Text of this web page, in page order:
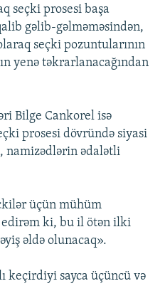
seçki prosesi başa
gəlib-gəlməməsindən,
seçki pozuntularının
yenə təkrarlanacağından
Bilge Cankorel isə
prosesi dövründə siyasi
namizədlərin ədalətli
üçün mühüm
edirəm ki, bu il ötən ilki
əldə olunacaq».
keçirdiyi sayca üçüncü və